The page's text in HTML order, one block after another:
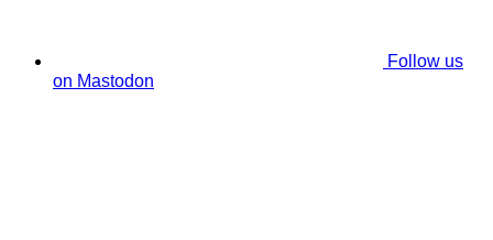
Follow us
on Mastodon